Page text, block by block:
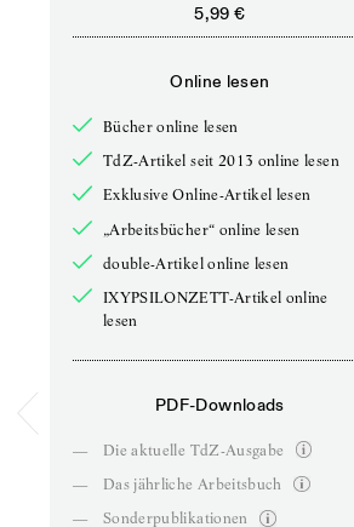
5,99 €
Online lesen
Bücher online lesen
TdZ-Artikel seit 2013 online lesen
Exklusive Online-Artikel lesen
„Arbeitsbücher“ online lesen
double-Artikel online lesen
IXYPSILONZETT-Artikel online
lesen
PDF-Downloads
—
Die aktuelle TdZ-Ausgabe
—
Das jährliche Arbeitsbuch
—
Sonderpublikationen